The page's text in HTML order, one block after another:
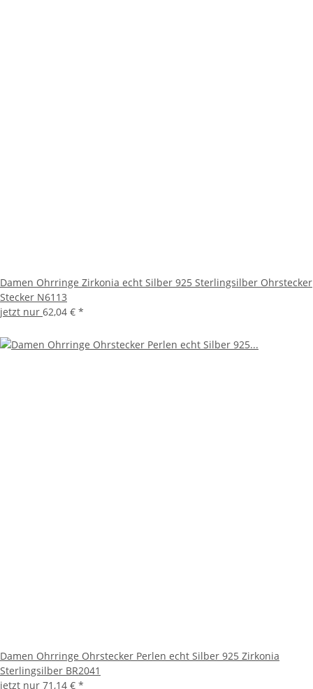
Damen Ohrringe Zirkonia echt Silber 925 Sterlingsilber Ohrstecker
Stecker N6113
jetzt nur 62,04 € *
Damen Ohrringe Ohrstecker Perlen echt Silber 925 Zirkonia
Sterlingsilber BR2041
jetzt nur 71,14 € *